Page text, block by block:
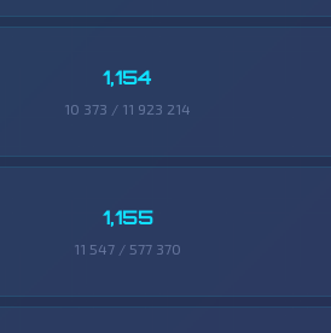
1,154
10 373 / 11 923 214
1,155
11 547 / 577 370